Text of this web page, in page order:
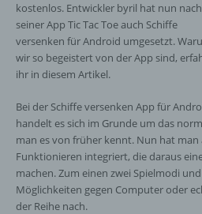
kostenlos. Entwickler byril hat nun nach
seiner App Tic Tac Toe auch Schiffe
versenken für Android umgesetzt.
wir so begeistert von der App sind,
ihr in diesem Artikel.
Bei der Schiffe versenken App für
handelt es sich im Grunde um das
man es von früher kennt. Nun hat man
Funktionieren integriert, die daraus
machen. Zum einen zwei Spielmodi
Möglichkeiten gegen Computer oder
der Reihe nach.